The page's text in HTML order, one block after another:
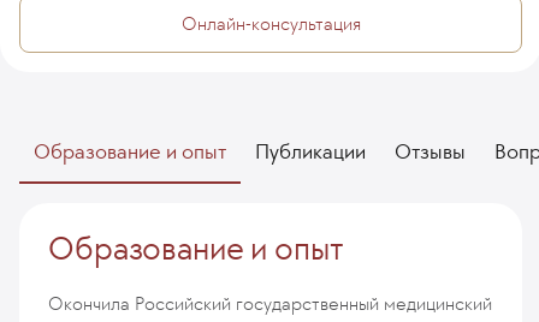
Онлайн-консультация
Образование и опыт Публикации Отзывы
Образование и опыт
Окончила Российский государственный медицинский